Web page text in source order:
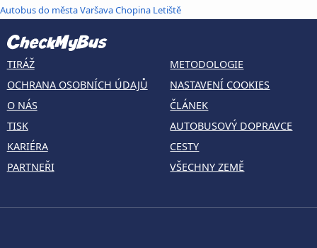
Autobus do města Varšava Chopina Letiště
TIRÁŽ
OCHRANA OSOBNÍCH ÚDAJŮ
O NÁS
TISK
KARIÉRA
PARTNEŘI
METODOLOGIE
NASTAVENÍ COOKIES
ČLÁNEK
AUTOBUSOVÝ DOPRAVCE
CESTY
VŠECHNY ZEMĚ